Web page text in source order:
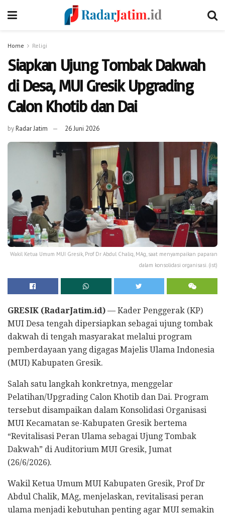
Home Religi
Siapkan Ujung Tombak Dakwah
di Desa, MUI Gresik Upgrading
Calon Khotib dan Dai
byRadar Jatim 26 Juni 2026
Wakil Ketua Umum MUI Gresik, Prof Dr Abdul Chaliq, MAg, saat menyampaikan paparan
dalam konsolidasi organisasi. (ist)
GRESIK (RadarJatim.id) — Kader Penggerak (KP)
MUI Desa tengah dipersiapkan sebagai ujung tombak
dakwah di tengah masyarakat melalui program
pemberdayaan yang digagas Majelis Ulama Indonesia
(MUI) Kabupaten Gresik.
Salah satu langkah konkretnya, menggelar
Pelatihan/Upgrading Calon Khotib dan Dai. Program
tersebut disampaikan dalam Konsolidasi Organisasi
MUI Kecamatan se-Kabupaten Gresik bertema
“Revitalisasi Peran Ulama sebagai Ujung Tombak
Dakwah” di Auditorium MUI Gresik, Jumat
(26/6/2026).
Wakil Ketua Umum MUI Kabupaten Gresik, Prof Dr
Abdul Chalik, MAg, menjelaskan, revitalisasi peran
ulama menjadi kebutuhan penting agar MUI semakin